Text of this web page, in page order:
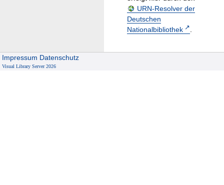
URN-Resolver der
Deutschen
Nationalbibliothek
.
Impressum Datenschutz
Visual Library Server 2026